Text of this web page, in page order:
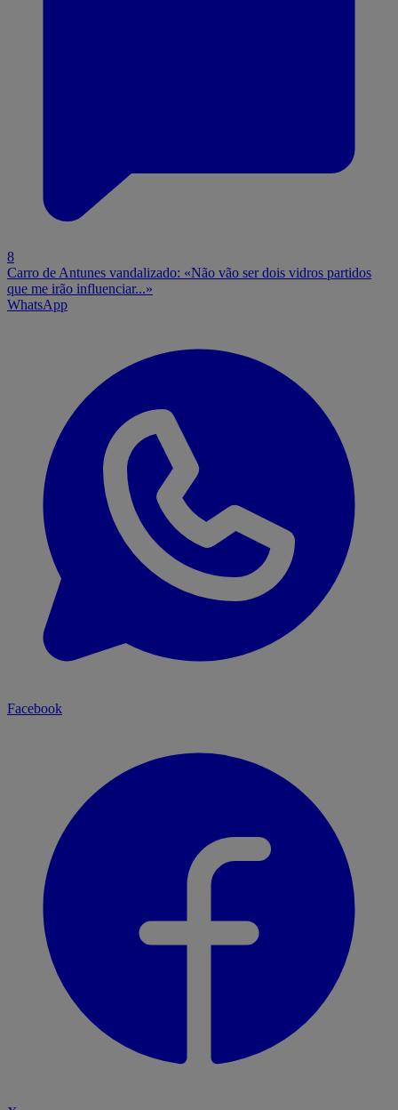
8
Carro de Antunes vandalizado: «Não vão ser dois vidros partidos
que me irão influenciar...»
WhatsApp
Facebook